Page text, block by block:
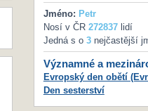
Jméno: Petr
Nosí v ČR 272837lidí
Jedná s o 3nejčastější
Významné a
Evropský den obětí
Den sesterství